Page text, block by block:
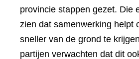
provincie stappen gezet. Die
zien dat samenwerking helpt
sneller van de grond te
partijen verwachten dat dit